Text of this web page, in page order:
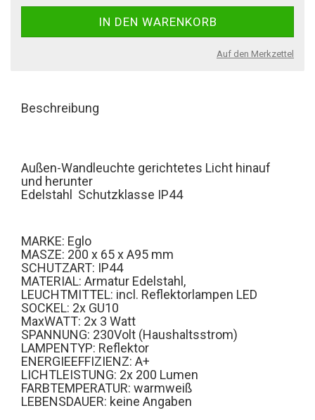
Auf den Merkzettel
Beschreibung
Außen-Wandleuchte gerichtetes Licht hinauf
und herunter
Edelstahl
Schutzklasse IP44
MARKE: Eglo
MASZE: 200 x 65 x A95 mm
SCHUTZART: IP44
MATERIAL: Armatur Edelstahl,
LEUCHTMITTEL: incl. Reflektorlampen LED
SOCKEL: 2x GU10
MaxWATT: 2x 3 Watt
SPANNUNG: 230Volt (Haushaltsstrom)
LAMPENTYP: Reflektor
ENERGIEEFFIZIENZ: A+
LICHTLEISTUNG: 2x 200 Lumen
FARBTEMPERATUR: warmweiß
LEBENSDAUER: keine Angaben